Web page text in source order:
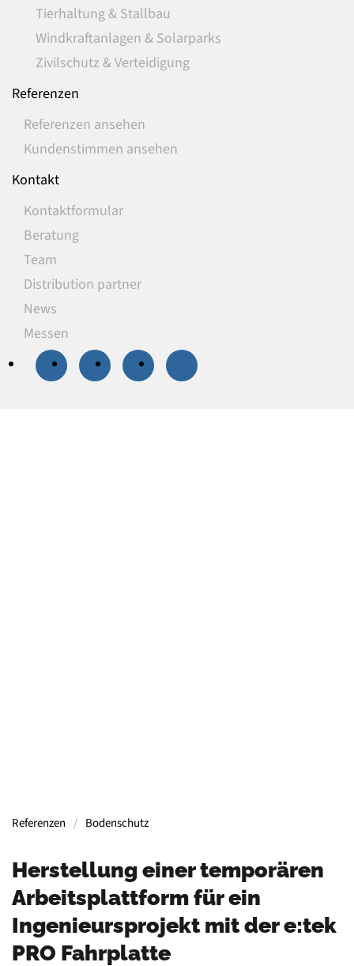
Tierhaltung & Stallbau
Windkraftanlagen & Solarparks
Zivilschutz & Verteidigung
Referenzen
Referenzen ansehen
Kundenstimmen ansehen
Kontakt
Kontaktformular
Beratung
Team
Distribution partner
News
Messen
Referenzen Bodenschutz
Herstellung einer temporären
Arbeitsplattform für ein
Ingenieursprojekt mit der e:tek
PRO Fahrplatte